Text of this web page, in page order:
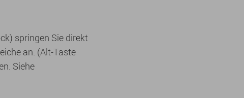
springen Sie direkt
an. (Alt-Taste
Siehe